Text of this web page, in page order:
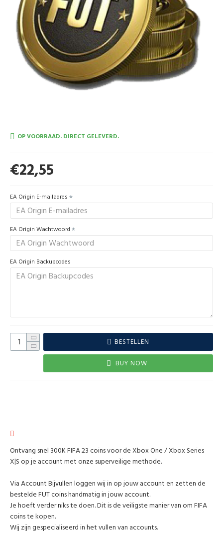
€22,55
OP VOORRAAD. DIRECT GELEVERD.
EA Origin E-mailadres
EA Origin Wachtwoord
EA Origin Backupcodes
BESTELLEN
BUY NOW
Ontvang snel 300K FIFA 23 coins voor de Xbox One / Xbox Series
X|S op je account met onze superveilige methode.
Via Account Bijvullen loggen wij in op jouw account en zetten de
bestelde FUT coins handmatig in jouw account.
Je hoeft verder niks te doen. Dit is de veiligste manier van om FIFA
coins te kopen.
Wij zijn gespecialiseerd in het vullen van accounts.